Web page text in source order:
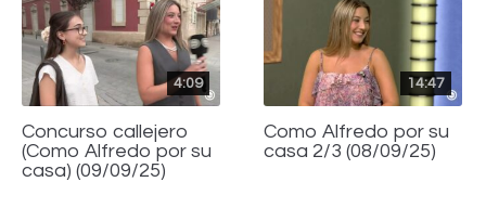
4:09
Concurso callejero
(Como Alfredo por su
casa) (09/09/25)
14:47
Como Alfredo por su
casa 2/3 (08/09/25)